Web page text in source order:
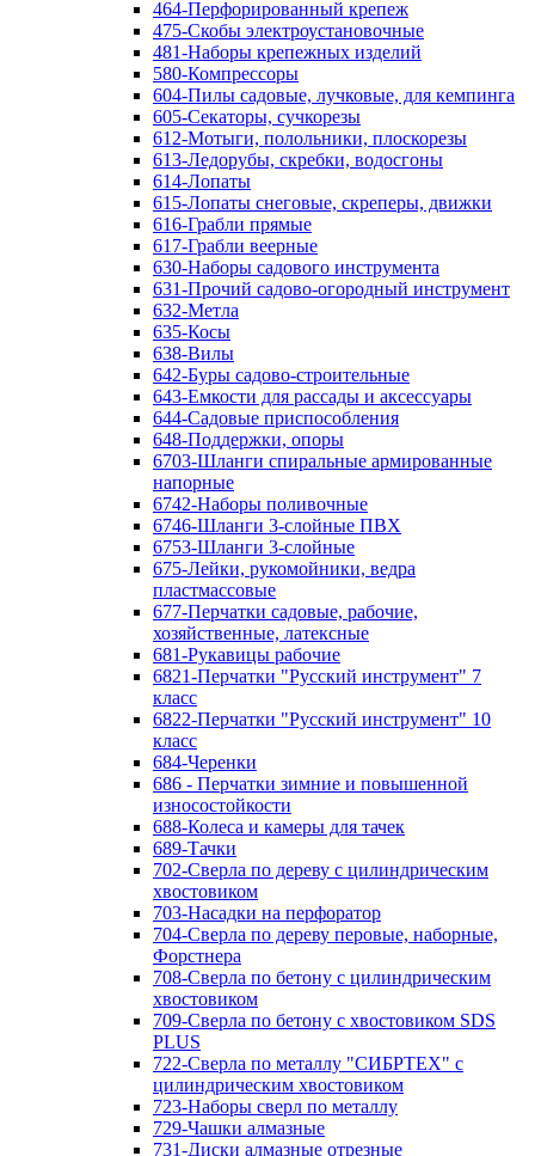
464-Перфорированный крепеж
475-Скобы электроустановочные
481-Наборы крепежных изделий
580-Компрессоры
604-Пилы садовые, лучковые, для кемпинга
605-Секаторы, сучкорезы
612-Мотыги, полольники, плоскорезы
613-Ледорубы, скребки, водосгоны
614-Лопаты
615-Лопаты снеговые, скреперы, движки
616-Грабли прямые
617-Грабли веерные
630-Наборы садового инструмента
631-Прочий садово-огородный инструмент
632-Метла
635-Косы
638-Вилы
642-Буры садово-строительные
643-Емкости для рассады и аксессуары
644-Садовые приспособления
648-Поддержки, опоры
6703-Шланги спиральные армированные
напорные
6742-Наборы поливочные
6746-Шланги 3-слойные ПВХ
6753-Шланги 3-слойные
675-Лейки, рукомойники, ведра
пластмассовые
677-Перчатки садовые, рабочие,
хозяйственные, латексные
681-Рукавицы рабочие
6821-Перчатки "Русский инструмент" 7
класс
6822-Перчатки "Русский инструмент" 10
класс
684-Черенки
686 - Перчатки зимние и повышенной
износостойкости
688-Колеса и камеры для тачек
689-Тачки
702-Сверла по дереву с цилиндрическим
хвостовиком
703-Насадки на перфоратор
704-Сверла по дереву перовые, наборные,
Форстнера
708-Сверла по бетону с цилиндрическим
хвостовиком
709-Сверла по бетону с хвостовиком SDS
PLUS
722-Сверла по металлу "СИБРТЕХ" с
цилиндрическим хвостовиком
723-Наборы сверл по металлу
729-Чашки алмазные
731-Диски алмазные отрезные